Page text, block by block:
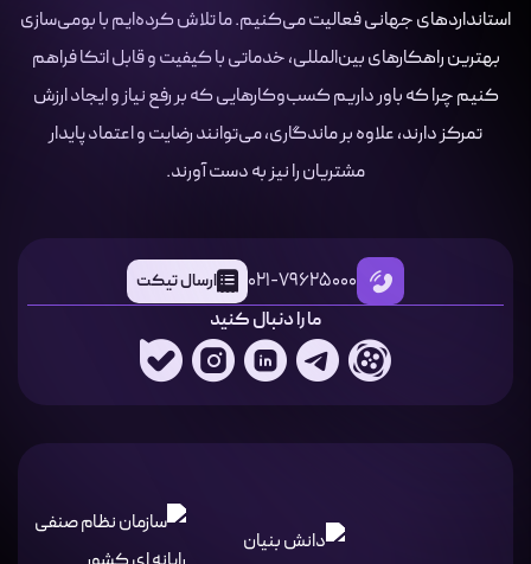
استانداردهای جهانی فعالیت می‌کنیم. ما تلاش کرده‌ایم با بومی‌سازی
بهترین راهکارهای بین‌المللی، خدماتی با کیفیت و قابل اتکا فراهم
کنیم چرا که باور داریم کسب‌وکارهایی که بر رفع نیاز و ایجاد ارزش
تمرکز دارند، علاوه بر ماندگاری، می‌توانند رضایت و اعتماد پایدار
مشتریان را نیز به دست آورند.
021-79625000 ارسال تیکت
ما را دنبال کنید